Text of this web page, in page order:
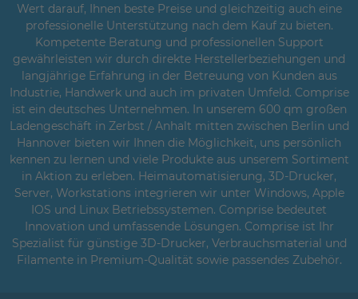
Wert darauf, Ihnen beste Preise und gleichzeitig auch eine
professionelle Unterstützung nach dem Kauf zu bieten.
Kompetente Beratung und professionellen Support
gewährleisten wir durch direkte Herstellerbeziehungen und
langjährige Erfahrung in der Betreuung von Kunden aus
Industrie, Handwerk und auch im privaten Umfeld. Comprise
ist ein deutsches Unternehmen. In unserem 600 qm großen
Ladengeschäft in Zerbst / Anhalt mitten zwischen Berlin und
Hannover bieten wir Ihnen die Möglichkeit, uns persönlich
kennen zu lernen und viele Produkte aus unserem Sortiment
in Aktion zu erleben. Heimautomatisierung, 3D-Drucker,
Server, Workstations integrieren wir unter Windows, Apple
IOS und Linux Betriebssystemen. Comprise bedeutet
Innovation und umfassende Lösungen. Comprise ist Ihr
Spezialist für günstige 3D-Drucker, Verbrauchsmaterial und
Filamente in Premium-Qualität sowie passendes Zubehör.